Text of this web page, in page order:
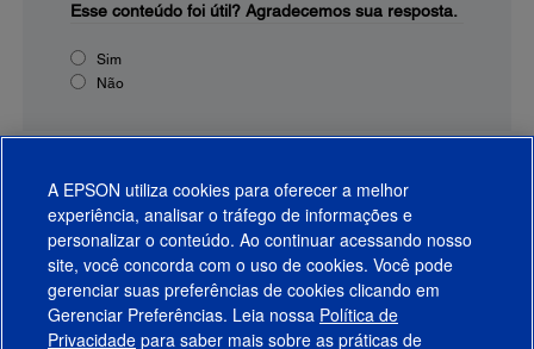
Esse conteúdo foi útil? Agradecemos sua resposta.
Sim
Não
Produtos
A EPSON utiliza cookies para oferecer a melhor
experiência, analisar o tráfego de informações e
personalizar o conteúdo. Ao continuar acessando nosso
site, você concorda com o uso de cookies. Você pode
gerenciar suas preferências de cookies clicando em
Gerenciar Preferências. Leia nossa Política de
Privacidade para saber mais sobre as práticas de